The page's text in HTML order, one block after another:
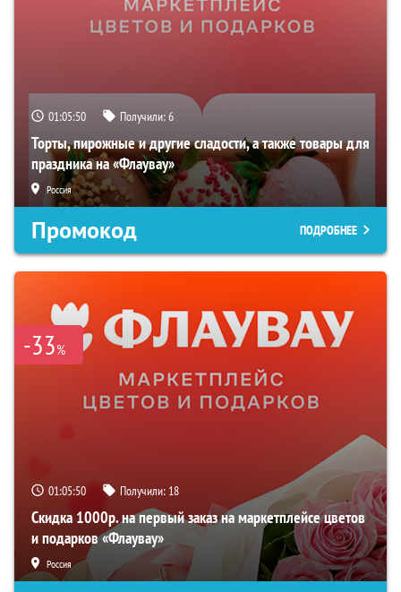
01:05:50 Получили:6
Торты, пирожные и другие сладости, а также товары для
праздника на «Флаувау»
Россия
Промокод ПОДРОБНЕЕ
-33%
01:05:50 Получили: 18
Скидка 1000р. на первый заказ на маркетплейсе цветов
и подарков «Флаувау»
Россия